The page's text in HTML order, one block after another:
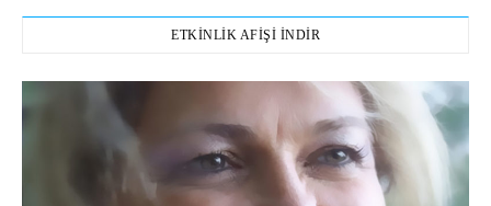
ETKİNLİK AFİŞİ İNDİR